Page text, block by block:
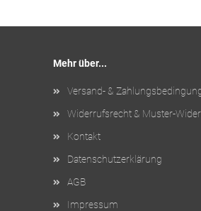
Mehr über...
Versand- &
Widerrufsrecht & Muster-
Kontakt
Datenschutzerklärung
AGB
Impressum